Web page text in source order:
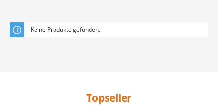
Keine Produkte gefunden.
Topseller